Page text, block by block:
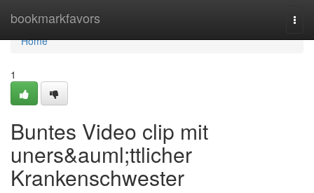
bookmarkfavors
Home
Home
1
Buntes Video clip mit
uners&auml;ttlicher
Krankenschwester